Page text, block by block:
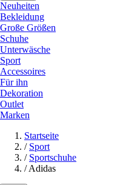
Neuheiten
Bekleidung
Große Größen
Schuhe
Unterwäsche
Sport
Accessoires
Für ihn
Dekoration
Outlet
Marken
Startseite
/ Sport
/ Sportschuhe
/ Adidas